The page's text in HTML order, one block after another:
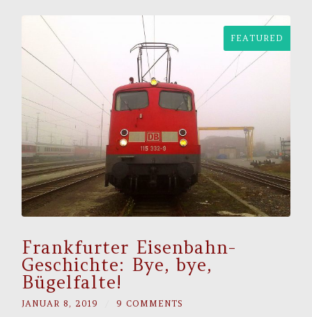
FEATURED
Frankfurter Eisenbahn-
Geschichte: Bye, bye,
Bügelfalte!
JANUAR 8, 2019 9 COMMENTS